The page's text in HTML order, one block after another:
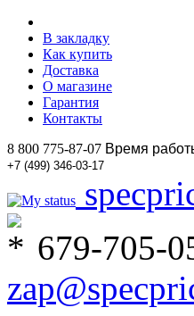
В закладку
Как купить
Доставка
О магазине
Гарантия
Контакты
8 800 775-87-07 Время
+7 (499) 346-03-17
679-705-